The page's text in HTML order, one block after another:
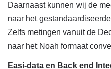
Daarnaast kunnen wij de
naar het
Zelfs metingen vanuit de
naar het Noah formaat
Easi-data en Back end